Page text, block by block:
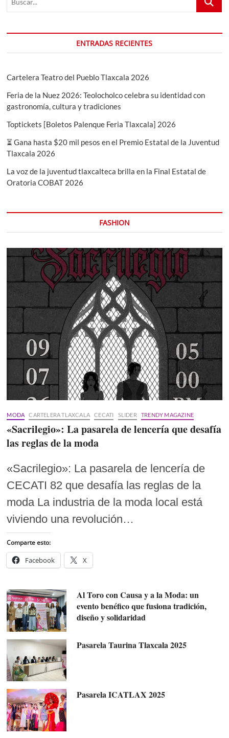
ENTRADAS RECIENTES
Cartelera Teatro del Pueblo Tlaxcala 2026
Feria de la Nuez 2026: Teolocholco celebra su identidad con
gastronomía, cultura y tradiciones
Toptickets [Boletos Palenque Feria Tlaxcala] 2026
⏳ Gana hasta $20 mil pesos en el Premio Estatal de la Juventud
Tlaxcala 2026
La voz de la juventud tlaxcalteca brilla en la Final Estatal de
Oratoria COBAT 2026
FASHION
MODA CARTELERA TLAXCALA CECATI SLIDER TRENDY MAGAZINE
«Sacrilegio»: La pasarela de lencería que desafía
las reglas de la moda
«Sacrilegio»: La pasarela de lencería de
CECATI 82 que desafía las reglas de la
moda La industria de la moda local está
viviendo una revolución…
Comparte esto:
Facebook X
Al Toro con Causa y a la Moda: un
evento benéfico que fusiona tradición,
diseño y solidaridad
Pasarela Taurina Tlaxcala 2025
Pasarela ICATLAX 2025